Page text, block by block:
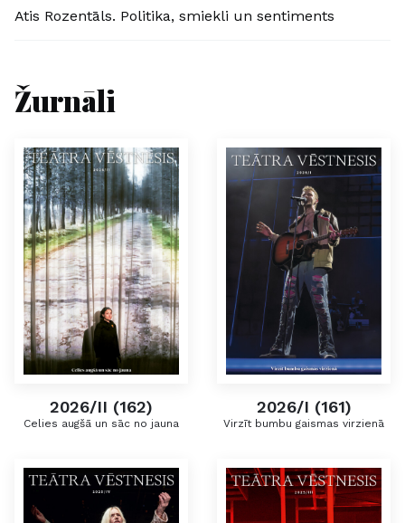
Atis Rozentāls. Politika, smiekli un sentiments
Žurnāli
2026/II (162)
Celies augšā un sāc no jauna
2026/I (161)
Virzīt bumbu gaismas virzienā